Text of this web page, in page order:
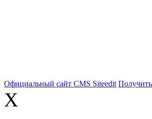
Официальный сайт CMS Siteedit
X